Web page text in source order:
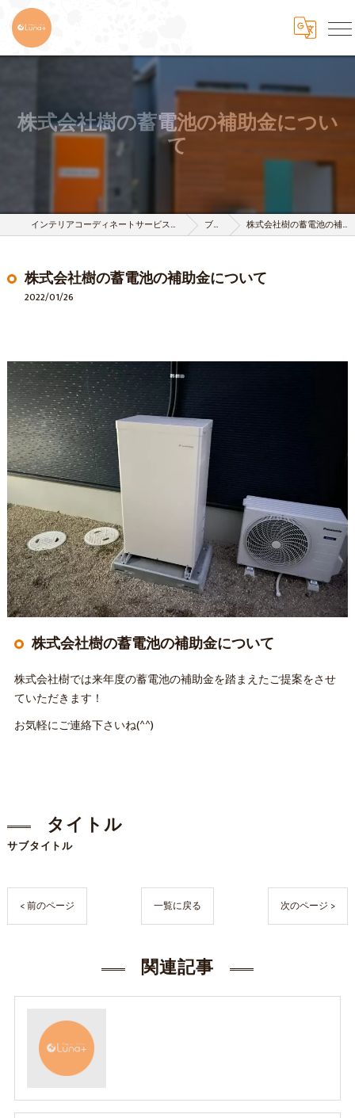
株式会社樹の蓄電池の補助金につい
て
インテリアコーディネートサービスは株式会社 樹-itsuki- ブログ 株式会社樹の蓄電池の補助金について
株式会社樹の蓄電池の補助金について
2022/01/26
株式会社樹の蓄電池の補助金について
株式会社樹では来年度の蓄電池の補助金を踏まえたご提案をさせ
ていただきます！
お気軽にご連絡下さいね(^^)
タイトル
サブタイトル
< 前のページ 一覧に戻る 次のページ >
関連記事